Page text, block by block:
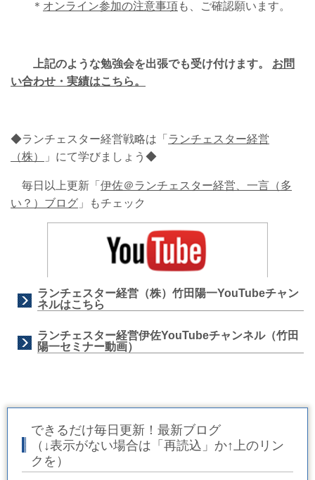
＊ オンライン参加の注意事項も、ご確認願います。
上記のような勉強会を出張でも受け付けます。 お問
い合わせ・実績はこちら。
◆ランチェスター経営戦略は「 ランチェスター経営
（株）
」にて学びましょう◆
毎日以上更新「 伊佐＠ランチェスター経営、一言（多
い？）ブログ 」もチェック
ランチェスター経営（株）竹田陽一YouTubeチャン
ネルはこちら
ランチェスター経営伊佐YouTubeチャンネル（竹田
陽一セミナー動画）
できるだけ毎日更新！最新ブログ
（↓表示がない場合は「再読込」か↑上のリン
クを）